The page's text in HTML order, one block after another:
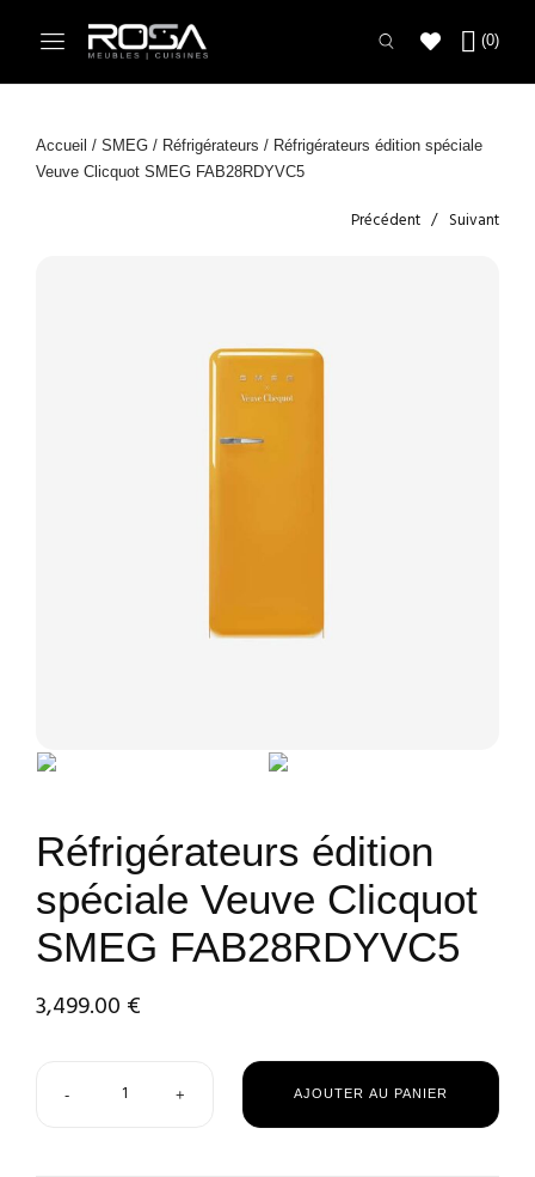
Accueil / SMEG / Réfrigérateurs / Réfrigérateurs édition spéciale
Veuve Clicquot SMEG FAB28RDYVC5
Précédent Suivant
Réfrigérateurs édition
spéciale Veuve Clicquot
SMEG FAB28RDYVC5
3,499.00 €
+
- AJOUTER AU PANIER